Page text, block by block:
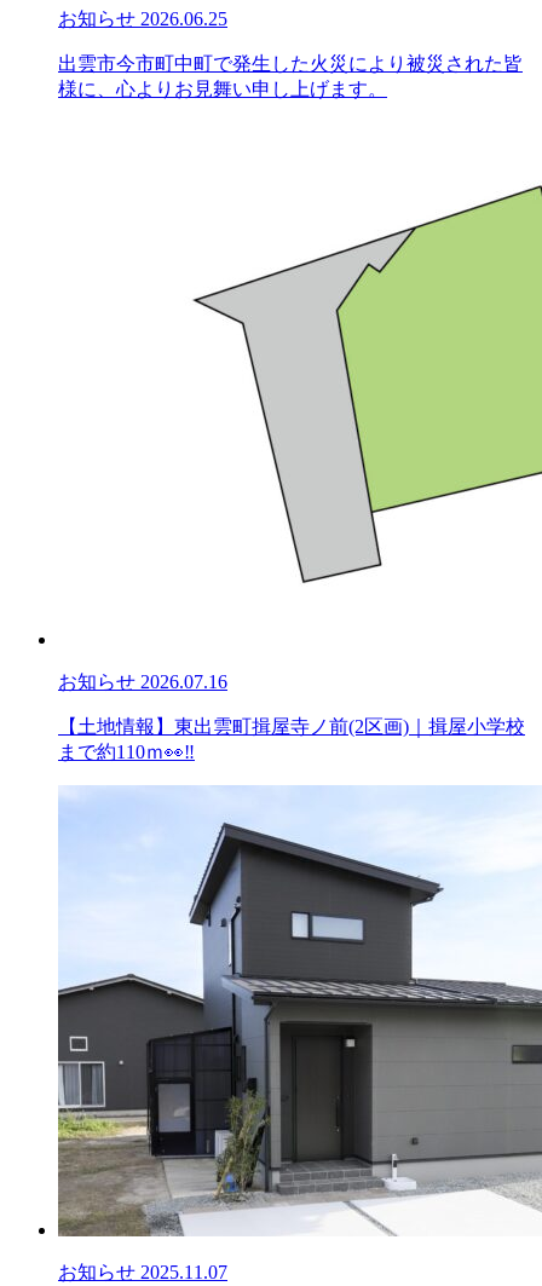
お知らせ 2026.06.25
出雲市今市町中町で発生した火災により被災された皆
様に、心よりお見舞い申し上げます。
お知らせ 2026.07.16
【土地情報】東出雲町揖屋寺ノ前(2区画)｜揖屋小学校
まで約110ｍ👀‼️
お知らせ 2025.11.07